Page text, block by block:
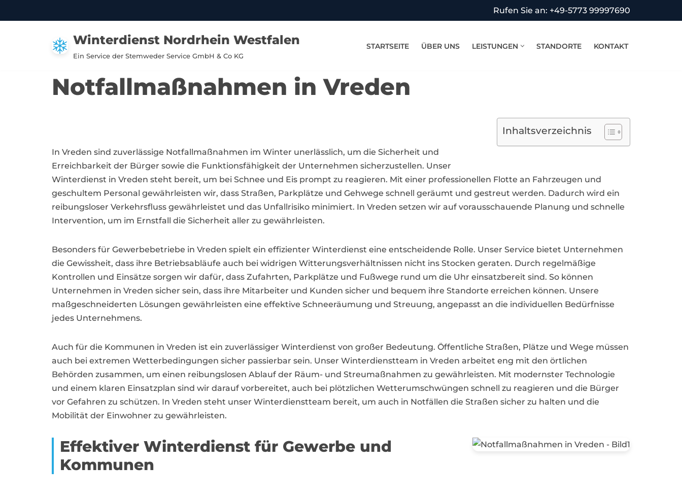
Rufen Sie an: +49-5773 99997690
Winterdienst Nordrhein Westfalen
Ein Service der Stemweder Service GmbH & Co KG
STARTSEITE ÜBER UNS LEISTUNGEN STANDORTE KONTAKT
Notfallmaßnahmen in Vreden
Inhaltsverzeichnis
In Vreden sind zuverlässige Notfallmaßnahmen im Winter unerlässlich, um die Sicherheit und
Erreichbarkeit der Bürger sowie die Funktionsfähigkeit der Unternehmen sicherzustellen. Unser
Winterdienst in Vreden steht bereit, um bei Schnee und Eis prompt zu reagieren. Mit einer professionellen Flotte an Fahrzeugen und
geschultem Personal gewährleisten wir, dass Straßen, Parkplätze und Gehwege schnell geräumt und gestreut werden. Dadurch wird ein
reibungsloser Verkehrsfluss gewährleistet und das Unfallrisiko minimiert. In Vreden setzen wir auf vorausschauende Planung und schnelle
Intervention, um im Ernstfall die Sicherheit aller zu gewährleisten.
Besonders für Gewerbebetriebe in Vreden spielt ein effizienter Winterdienst eine entscheidende Rolle. Unser Service bietet Unternehmen
die Gewissheit, dass ihre Betriebsabläufe auch bei widrigen Witterungsverhältnissen nicht ins Stocken geraten. Durch regelmäßige
Kontrollen und Einsätze sorgen wir dafür, dass Zufahrten, Parkplätze und Fußwege rund um die Uhr einsatzbereit sind. So können
Unternehmen in Vreden sicher sein, dass ihre Mitarbeiter und Kunden sicher und bequem ihre Standorte erreichen können. Unsere
maßgeschneiderten Lösungen gewährleisten eine effektive Schneeräumung und Streuung, angepasst an die individuellen Bedürfnisse
jedes Unternehmens.
Auch für die Kommunen in Vreden ist ein zuverlässiger Winterdienst von großer Bedeutung. Öffentliche Straßen, Plätze und Wege müssen
auch bei extremen Wetterbedingungen sicher passierbar sein. Unser Winterdienstteam in Vreden arbeitet eng mit den örtlichen
Behörden zusammen, um einen reibungslosen Ablauf der Räum- und Streumaßnahmen zu gewährleisten. Mit modernster Technologie
und einem klaren Einsatzplan sind wir darauf vorbereitet, auch bei plötzlichen Wetterumschwüngen schnell zu reagieren und die Bürger
vor Gefahren zu schützen. In Vreden steht unser Winterdienstteam bereit, um auch in Notfällen die Straßen sicher zu halten und die
Mobilität der Einwohner zu gewährleisten.
Effektiver Winterdienst für Gewerbe und
Kommunen